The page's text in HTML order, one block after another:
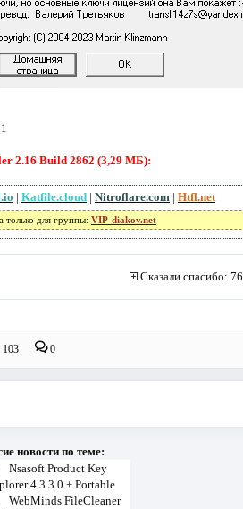
2.16 Build 2862 (3,29 МБ):
| Katfile.cloud| Nitroflare.com | Htfl.net
только для группы: VIP-diakov.net
Сказали спасибо: 76
0
новости по теме:
Nsasoft Product Key
4.3.3.0 + Portable
WebMinds FileCleaner